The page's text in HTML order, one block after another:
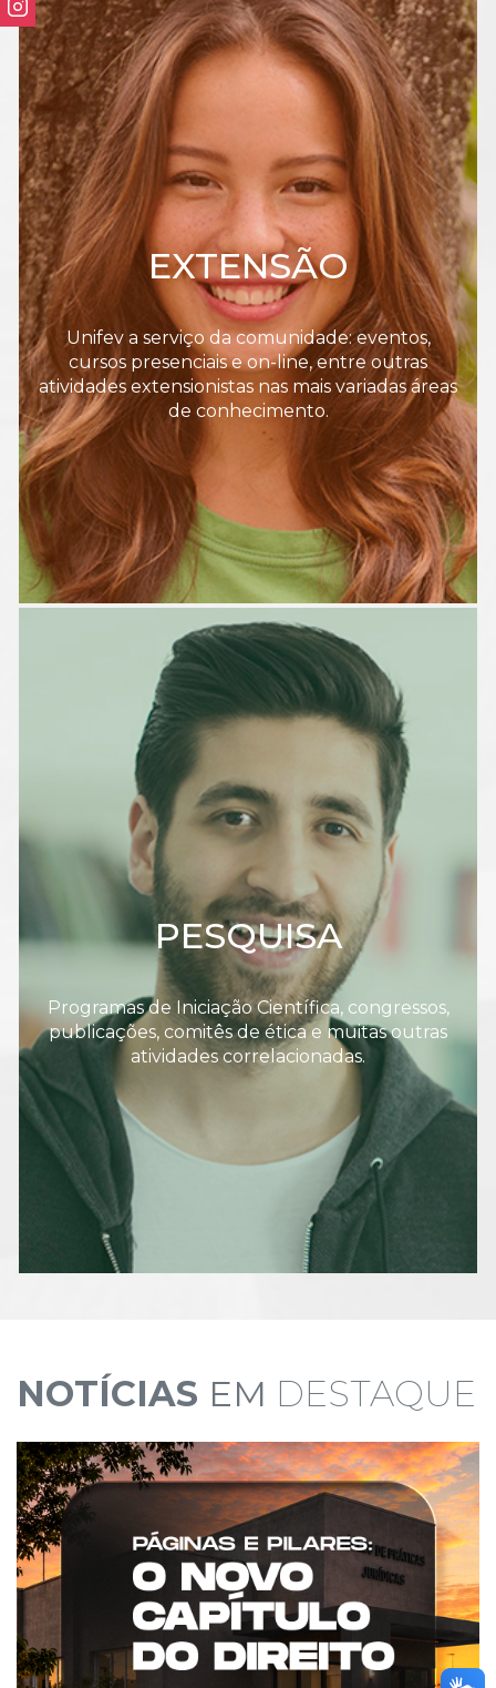
EXTENSÃO
Unifev a serviço da comunidade: eventos,
cursos presenciais e on-line, entre outras
atividades extensionistas nas mais variadas áreas
de conhecimento.
PESQUISA
Programas de Iniciação Científica, congressos,
publicações, comitês de ética e muitas outras
atividades correlacionadas.
NOTÍCIAS EM DESTAQUE